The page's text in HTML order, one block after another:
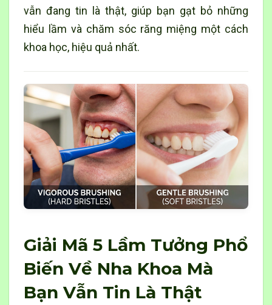
vẫn đang tin là thật, giúp bạn gạt bỏ những
hiểu lầm và chăm sóc răng miệng một cách
khoa học, hiệu quả nhất.
Giải Mã 5 Lầm Tưởng Phổ
Biến Về Nha Khoa Mà
Bạn Vẫn Tin Là Thật